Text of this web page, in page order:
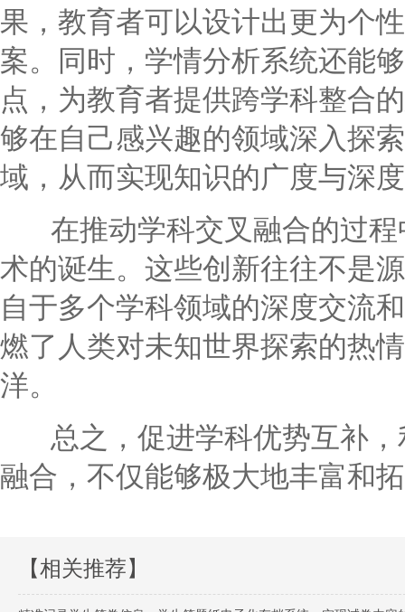
果，教育者可以设计出更为个
案。同时，学情分析系统还能
点，为教育者提供跨学科整合
够在自己感兴趣的领域深入探
域，从而实现知识的广度与深
在推动学科交叉融合的过程
术的诞生。这些创新往往不是
自于多个学科领域的深度交流
燃了人类对未知世界探索的热
洋。
总之，促进学科优势互补，
融合，不仅能够极大地丰富和
【相关推荐】